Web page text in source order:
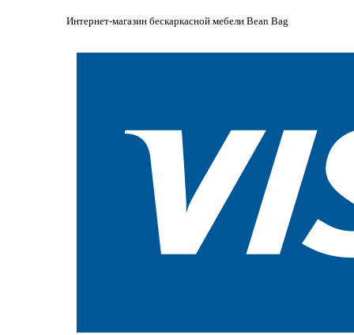
Интернет-магазин бескаркасной мебели Bean Bag